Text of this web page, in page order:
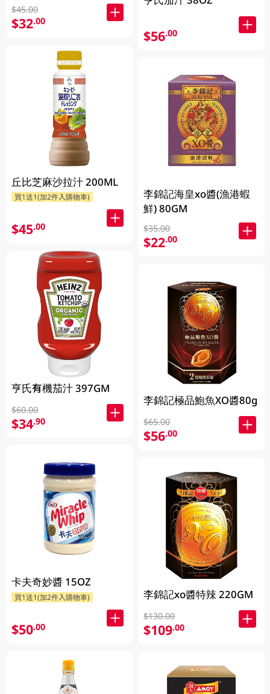
$45.00
$32.00
丘比芝麻沙拉汁 200ML
買1送1(加2件入購物車)
$45.00
亨氏有機茄汁 397GM
$60.00
$34.90
卡夫奇妙醬 15OZ
買1送1(加2件入購物車)
$50.00
$56.00
李錦記海皇xo醬(漁港蝦
鮮) 80GM
$35.00
$22.00
李錦記極品鮑魚XO醬80g
$65.00
$56.00
李錦記xo醬特辣 220GM
$130.00
$109.00